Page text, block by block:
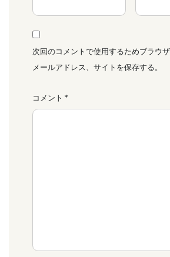
次回のコメントで使用するためブラウザ
メールアドレス、サイトを保存する。
コメント *